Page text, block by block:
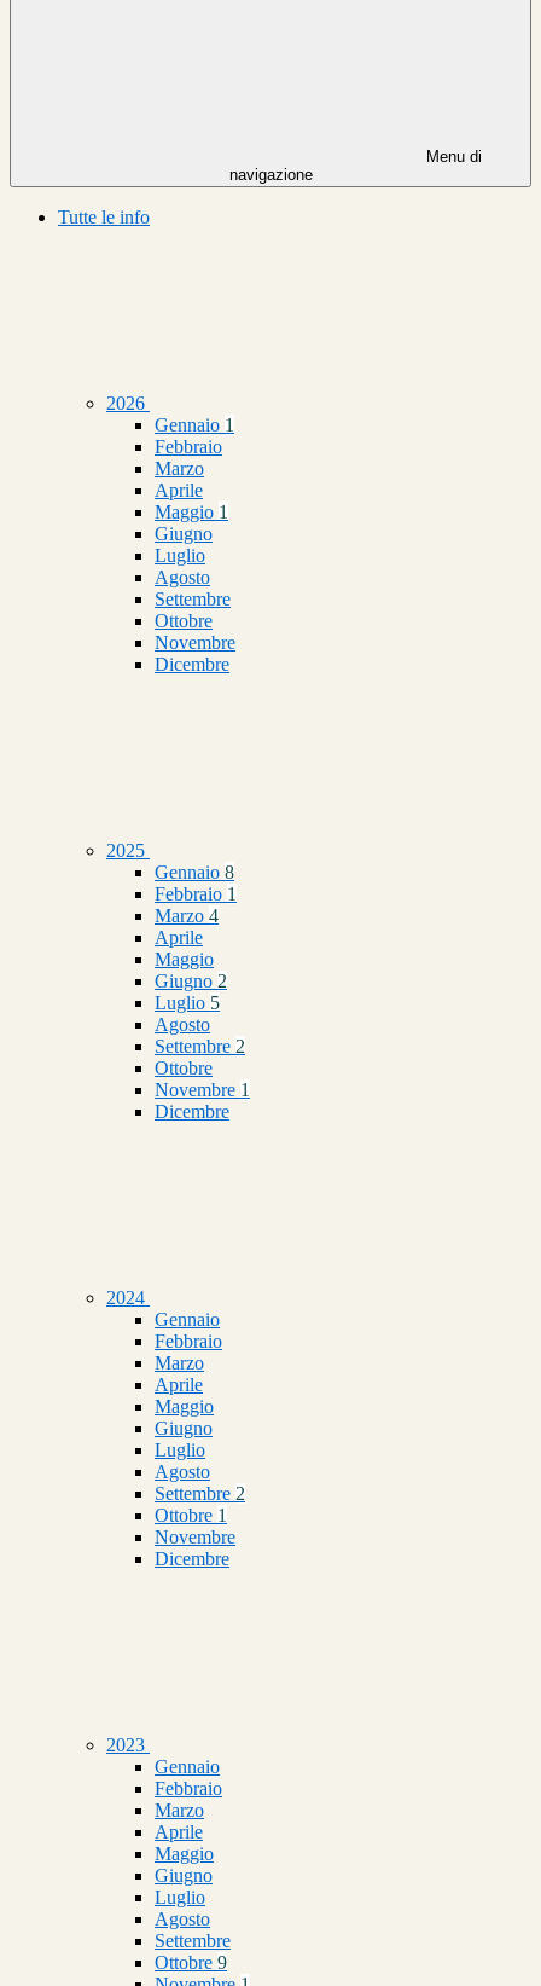
Menu di
navigazione
Tutte le info
2026
Gennaio 1
Febbraio
Marzo
Aprile
Maggio 1
Giugno
Luglio
Agosto
Settembre
Ottobre
Novembre
Dicembre
2025
Gennaio 8
Febbraio 1
Marzo 4
Aprile
Maggio
Giugno 2
Luglio 5
Agosto
Settembre 2
Ottobre
Novembre 1
Dicembre
2024
Gennaio
Febbraio
Marzo
Aprile
Maggio
Giugno
Luglio
Agosto
Settembre 2
Ottobre 1
Novembre
Dicembre
2023
Gennaio
Febbraio
Marzo
Aprile
Maggio
Giugno
Luglio
Agosto
Settembre
Ottobre 9